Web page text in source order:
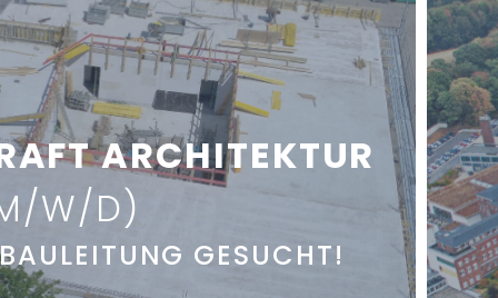
ARCHITEKTUR
W/D)
GESUCHT!